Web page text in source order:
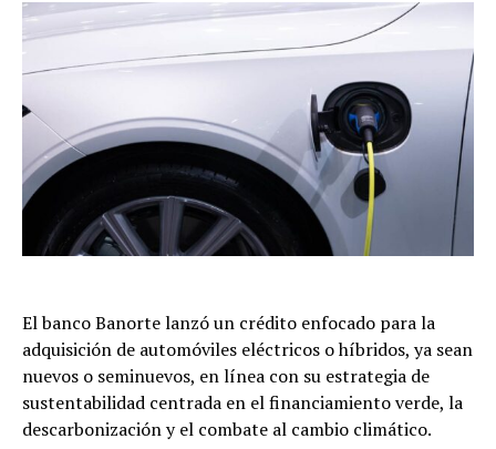
El banco Banorte lanzó un crédito enfocado para la
adquisición de automóviles eléctricos o híbridos, ya sean
nuevos o seminuevos, en línea con su estrategia de
sustentabilidad centrada en el financiamiento verde, la
descarbonización y el combate al cambio climático.